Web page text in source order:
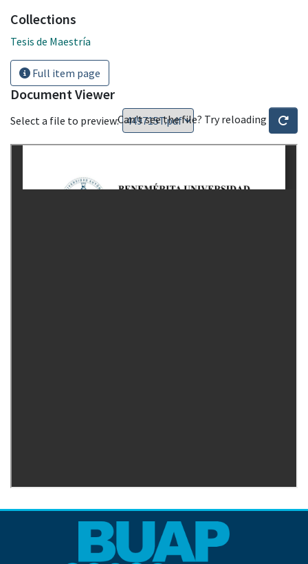
Collections
Tesis de Maestría
Full item page
Document Viewer
Select a file to preview:Can't see the file? Try reloading